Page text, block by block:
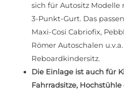
sich für Autositz
3-Punkt-Gurt. Das
Maxi-Cosi Cabriofix,
Römer Autoschalen
Reboardkindersitz.
Die Einlage ist auch für
Fahrradsitze,